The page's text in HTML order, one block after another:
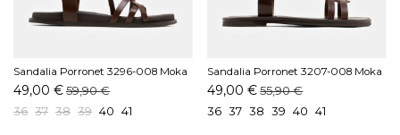
Sandalia Porronet 3296-008 Moka
49,00 €59,90 €
36 37 38 39 40 41
Sandalia Porronet 3207-008 Moka
49,00 € 55,90 €
36 37 38 39 40 41